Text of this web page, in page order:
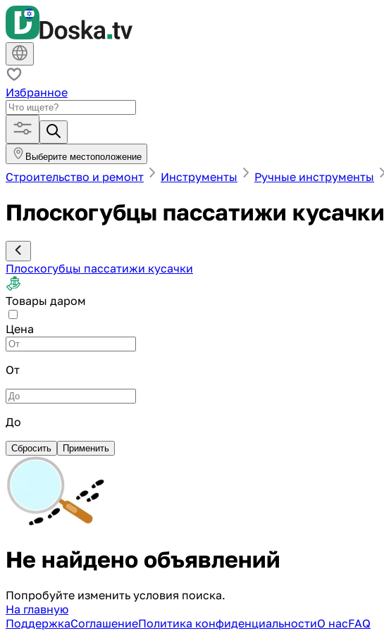
Избранное
Выберите местоположение
Строительство и ремонт Инструменты Ручные инструменты
Плоскогубцы пассатижи кусачки
Плоскогубцы пассатижи кусачки
Товары даром
Цена
От
До
Сбросить Применить
Не найдено объявлений
Попробуйте изменить условия поиска.
На главную
ПоддержкаСоглашениеПолитика конфиденциальностиО насFAQ